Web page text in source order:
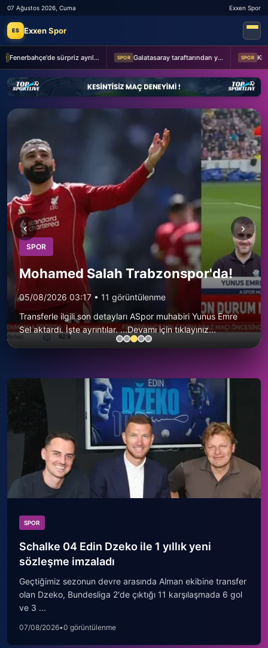
07 Ağustos 2026, Cuma Exxen Spor
ES Exxen Spor
Fenerbahçe'de sürpriz ayrılık ihtimali! Devre arasında gelmişti SPOR Galatasaray taraftarından yönetime transfer tepkisi! SPOR
SPOR
Fenerbahçe'de sürpriz ayrılık
ihtimali! Devre arasında gelmişti
04/08/2026 03:17
...
‹ ›
SPOR
Schalke 04 Edin Dzeko ile 1 yıllık yeni
sözleşme imzaladı
Geçtiğimiz sezonun devre arasında Alman ekibine transfer
olan Dzeko, Bundesliga 2'de çıktığı 11 karşılaşmada 6 gol
ve 3 ...
07/08/2026•0 görüntülenme